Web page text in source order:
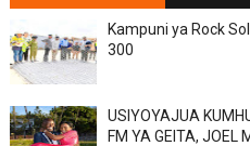
Kampuni ya Rock
300
USIYOYAJUA
FM YA GEITA, JOEL